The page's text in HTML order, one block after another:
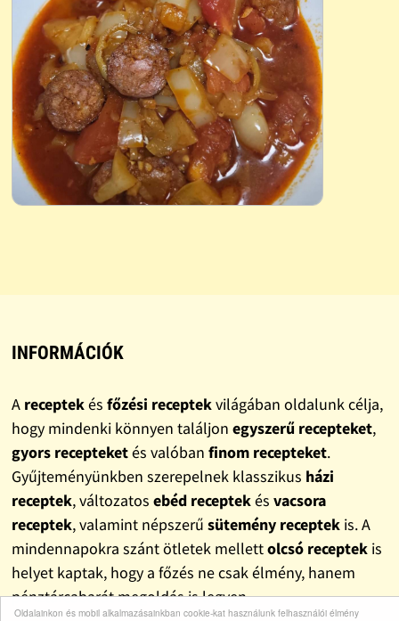
Oldalainkon és mobil alkalmazásainkban cookie-kat használunk felhasználói élmény
INFORMÁCIÓK
A receptekés főzési receptekvilágában oldalunk célja,
hogy mindenki könnyen találjon egyszerű recepteket,
gyors recepteketés valóban finom recepteket.
Gyűjteményünkben szerepelnek klasszikus házi
receptek, változatos ebéd receptekés vacsora
receptek, valamint népszerű sütemény receptekis. A
mindennapokra szánt ötletek mellettolcsó receptekis
helyet kaptak, hogy a főzés ne csak élmény, hanem
pénztárcabarát megoldás is legyen.